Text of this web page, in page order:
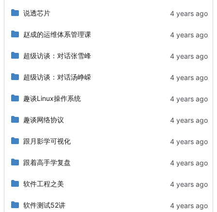
说透芯片
赵成的运维体系管理课
超级访谈：对话张雪峰
超级访谈：对话汤峥嵘
趣谈Linux操作系统
趣谈网络协议
跟月影学可视化
跟着高手学复盘
软件工程之美
软件测试52讲